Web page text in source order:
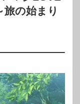
の始まり